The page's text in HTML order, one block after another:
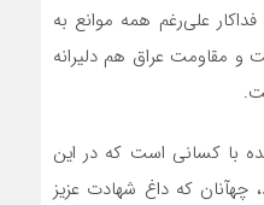
علی‌رغم همه‌ موانع به
مقاومت عراق هم دلیرانه
با کسانی است که در این
چهآنان که داغ شهادت عزیز